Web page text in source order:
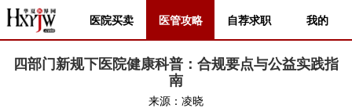
医院买卖 医管攻略 自荐求职 我的
四部门新规下医院健康科普：合规要点与公益实践指
南
来源： 凌晓